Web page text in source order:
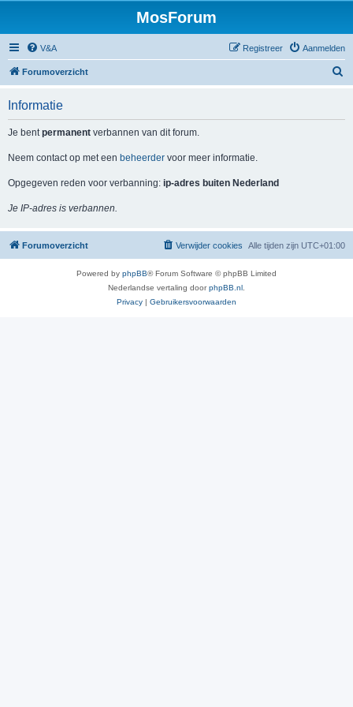
MosForum
V&A Aanmelden
Registreer
Forumoverzicht
Informatie
Je bentpermanent verbannen van dit forum.
Neem contact op met een beheerder voor meer informatie.
Opgegeven reden voor verbanning: ip-adres buiten Nederland
Je IP-adres is verbannen.
Forumoverzicht Alle tijden zijn UTC+01:00
Verwijder cookies
Powered by phpBB® Forum Software © phpBB Limited
Nederlandse vertaling doorphpBB.nl
Privacy | Gebruikersvoorwaarden